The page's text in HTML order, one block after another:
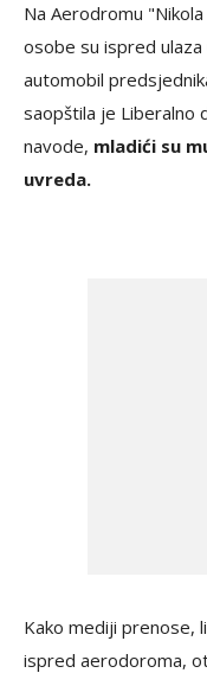
Na Aerodromu
osobe su ispred
automobil
saopštila je Liberalno
navode, mladići su
uvreda.
Kako mediji prenose,
ispred aerodoroma,